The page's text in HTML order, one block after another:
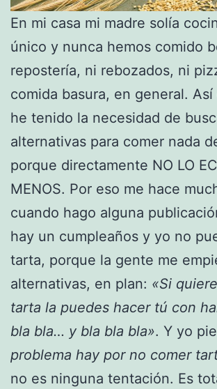
En mi casa mi madre solía
único y nunca hemos comido
repostería, ni rebozados, ni
comida basura, en general.
he tenido la necesidad de
alternativas para comer nada
porque directamente NO LO
MENOS. Por eso me hace
cuando hago alguna
hay un cumpleaños y yo no
tarta, porque la gente me
alternativas, en plan: «Si
tarta la puedes hacer tú con
bla bla… y bla bla bla». Y yo
problema hay por no comer
no es ninguna tentación. Es